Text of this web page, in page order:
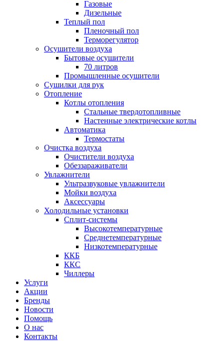
Газовые
Дизельные
Теплый пол
Пленочный пол
Терморегулятор
Осушители воздуха
Бытовые осушители
70 литров
Промышленные осушители
Сушилки для рук
Отопление
Котлы отопления
Стальные твердотопливные
Настенные электрические котлы
Автоматика
Термостаты
Очистка воздуха
Очистители воздуха
Обеззараживатели
Увлажнители
Ультразвуковые увлажнители
Мойки воздуха
Аксессуары
Холодильные установки
Сплит-системы
Высокотемпературные
Среднетемпературные
Низкотемпературные
ККБ
ККС
Чиллеры
Услуги
Акции
Бренды
Новости
Помощь
О нас
Контакты